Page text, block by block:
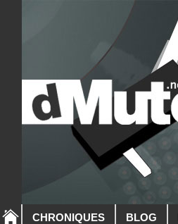
CHRONIQUES BLOG